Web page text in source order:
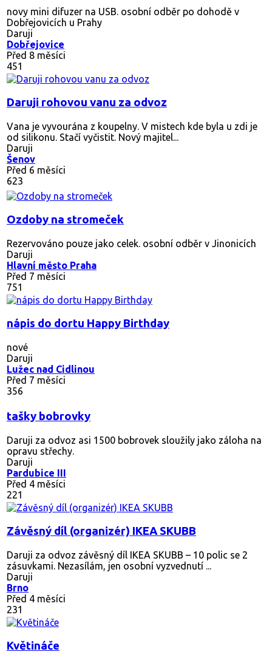
novy mini difuzer na USB. osobní odběr po dohodě v
Dobřejovicích u Prahy
Daruji
Dobřejovice
Před 8 měsíci
451
Daruji rohovou vanu za odvoz
Vana je vyvourána z koupelny. V mistech kde byla u zdi je
od silikonu. Stačí vyčistit. Nový majitel...
Daruji
Šenov
Před 6 měsíci
623
Ozdoby na stromeček
Rezervováno pouze jako celek. osobní odběr v Jinonicích
Daruji
Hlavní město Praha
Před 7 měsíci
751
nápis do dortu Happy Birthday
nové
Daruji
Lužec nad Cidlinou
Před 7 měsíci
356
tašky bobrovky
Daruji za odvoz asi 1500 bobrovek sloužily jako záloha na
opravu střechy.
Daruji
Pardubice III
Před 4 měsíci
221
Závěsný díl (organizér) IKEA SKUBB
Daruji za odvoz závěsný díl IKEA SKUBB – 10 polic se 2
zásuvkami. Nezasílám, jen osobní vyzvednutí ...
Daruji
Brno
Před 4 měsíci
231
Květináče